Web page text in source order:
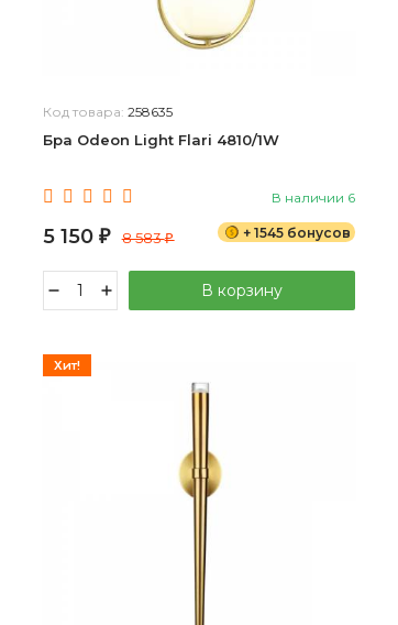
Код товара: 258635
Бра Odeon Light Flari 4810/1W
В наличии 6
5 150 ₽ 8 583₽ + 1545 бонусов
В корзину
Хит!